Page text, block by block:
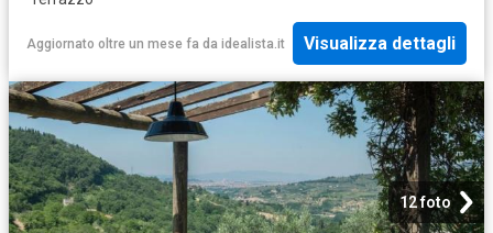
Aggiornato oltre un mese fa da idealista.it Visualizza dettagli
12 foto